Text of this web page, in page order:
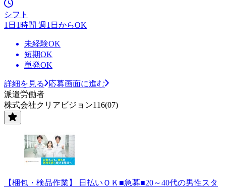
シフト
1日1時間 週1日からOK
未経験OK
短期OK
単発OK
詳細を見る
応募画面に進む
派遣労働者
株式会社クリアビジョン116(07)
【梱包・検品作業】 日払いＯＫ■急募■20～40代の男性スタ